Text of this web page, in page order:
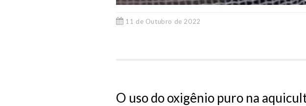
11 de Outubro de 2022
O uso do oxigênio puro na